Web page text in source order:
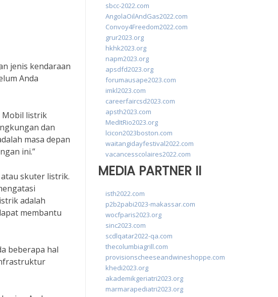
jenis kendaraan
Anda
Mobil listrik
dan
masa depan
ini.”
skuter listrik.
adalah
membantu
beberapa hal
sbcc-2022.com
AngolaOilAndGas2022.com
Convoy4Freedom2022.com
grur2023.org
hkhk2023.org
napm2023.org
apsdfd2023.org
forumausape2023.com
imkl2023.com
careerfaircsd2023.com
apsth2023.com
MedItRio2023.org
lcicon2023boston.com
waitangidayfestival2022.com
vacancesscolaires2022.com
MEDIA PARTNER II
isth2022.com
p2b2pabi2023-makassar.com
wocfparis2023.org
sinc2023.com
scdlqatar2022-qa.com
thecolumbiagrill.com
provisionscheeseandwineshoppe.com
khedi2023.org
akademikgeriatri2023.org
marmarapediatri2023.org